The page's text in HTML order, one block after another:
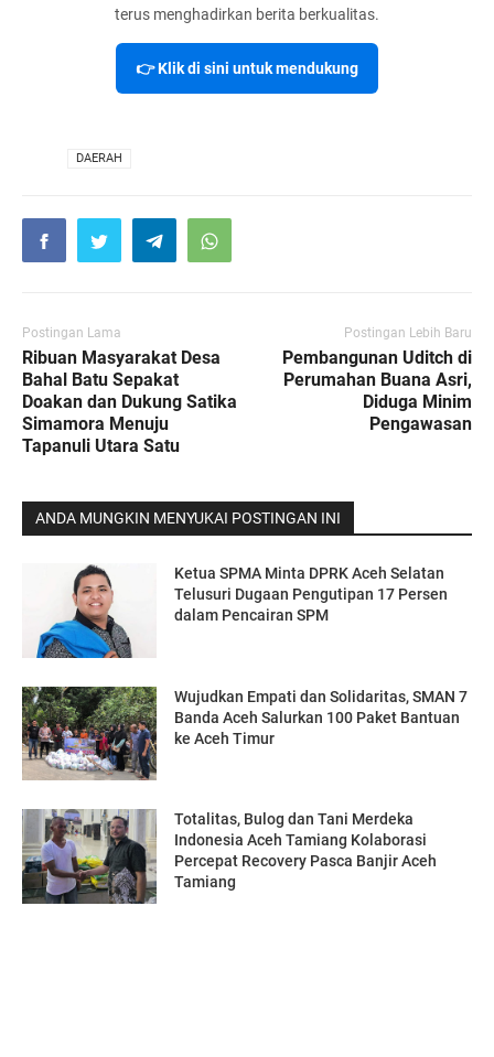
terus menghadirkan berita berkualitas.
👉 Klik di sini untuk mendukung
DAERAH
Postingan Lama
Ribuan Masyarakat Desa
Bahal Batu Sepakat
Doakan dan Dukung Satika
Simamora Menuju
Tapanuli Utara Satu
Postingan Lebih Baru
Pembangunan Uditch di
Perumahan Buana Asri,
Diduga Minim
Pengawasan
ANDA MUNGKIN MENYUKAI POSTINGAN INI
Ketua SPMA Minta DPRK Aceh Selatan
Telusuri Dugaan Pengutipan 17 Persen
dalam Pencairan SPM
Wujudkan Empati dan Solidaritas, SMAN 7
Banda Aceh Salurkan 100 Paket Bantuan
ke Aceh Timur
Totalitas, Bulog dan Tani Merdeka
Indonesia Aceh Tamiang Kolaborasi
Percepat Recovery Pasca Banjir Aceh
Tamiang